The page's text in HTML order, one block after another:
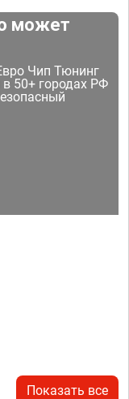
может
Чип Тюнинг
50+ городах РФ
Показать все